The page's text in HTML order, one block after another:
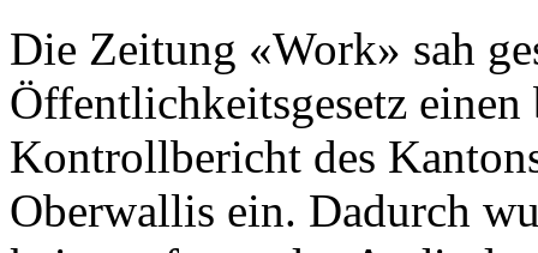
Die Zeitung «Work» sah
Öffentlichkeitsgesetz
Kontrollbericht des
Oberwallis ein. Dadurch